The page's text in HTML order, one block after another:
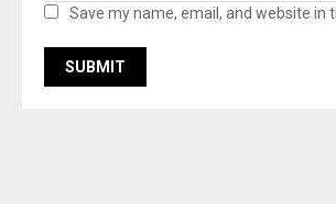
Save my name, email, and website